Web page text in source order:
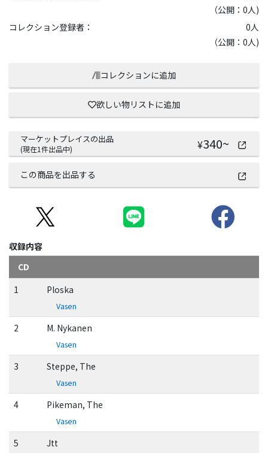
（公開：0人)
コレクション登録者：
0人
（公開：0人)
コレクションに追加
欲しい物リストに追加
マーケットプレイスの出品
(現在1件出品中) ¥340~
この商品を出品する
収録内容
CD
1
Ploska
Vasen
2 M. Nykanen
Vasen
3 Steppe, The
Vasen
4 Pikeman, The
Vasen
5 Jtt